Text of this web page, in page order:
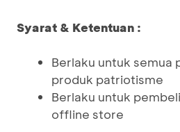
Syarat & Ketentuan :
Berlaku untuk semua
produk patriotisme
Berlaku untuk
offline store